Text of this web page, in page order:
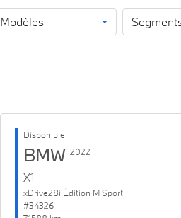
Modèles
Disponible
BMW 2022
X1
xDrive28i Édition M Sport
#34326